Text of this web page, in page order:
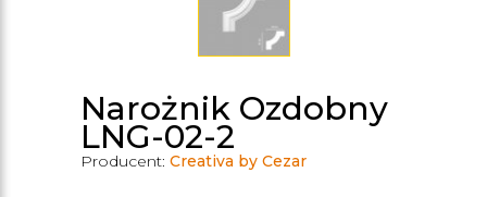
Narożnik Ozdobny
LNG-02-2
Producent: Creativa by Cezar